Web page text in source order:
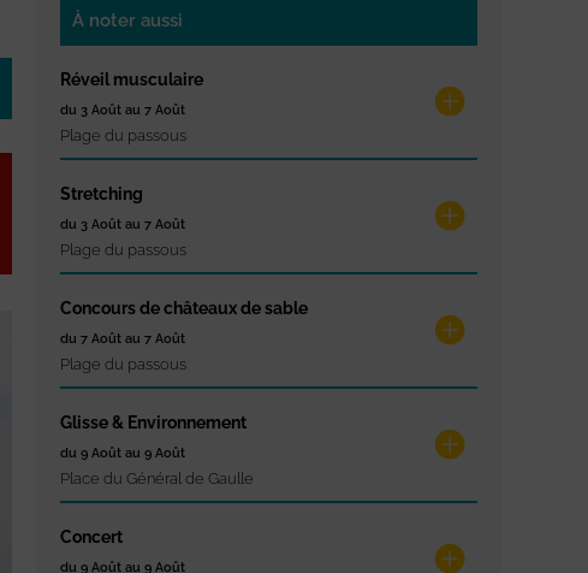
À noter aussi
Réveil musculaire
du 3 Août au 7 Août
Plage du passous
Stretching
du 3 Août au 7 Août
Plage du passous
Concours de châteaux de sable
du 7 Août au 7 Août
Plage du passous
Glisse & Environnement
du 9 Août au 9 Août
Place du Général de Gaulle
Concert
du 9 Août au 9 Août